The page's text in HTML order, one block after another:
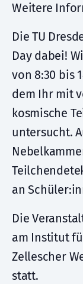
Weitere
Die TU
Day dabei!
von 8:30 bis
dem Ihr mit
kosmische
untersucht.
an
Die
am Institut
Zellescher
statt.